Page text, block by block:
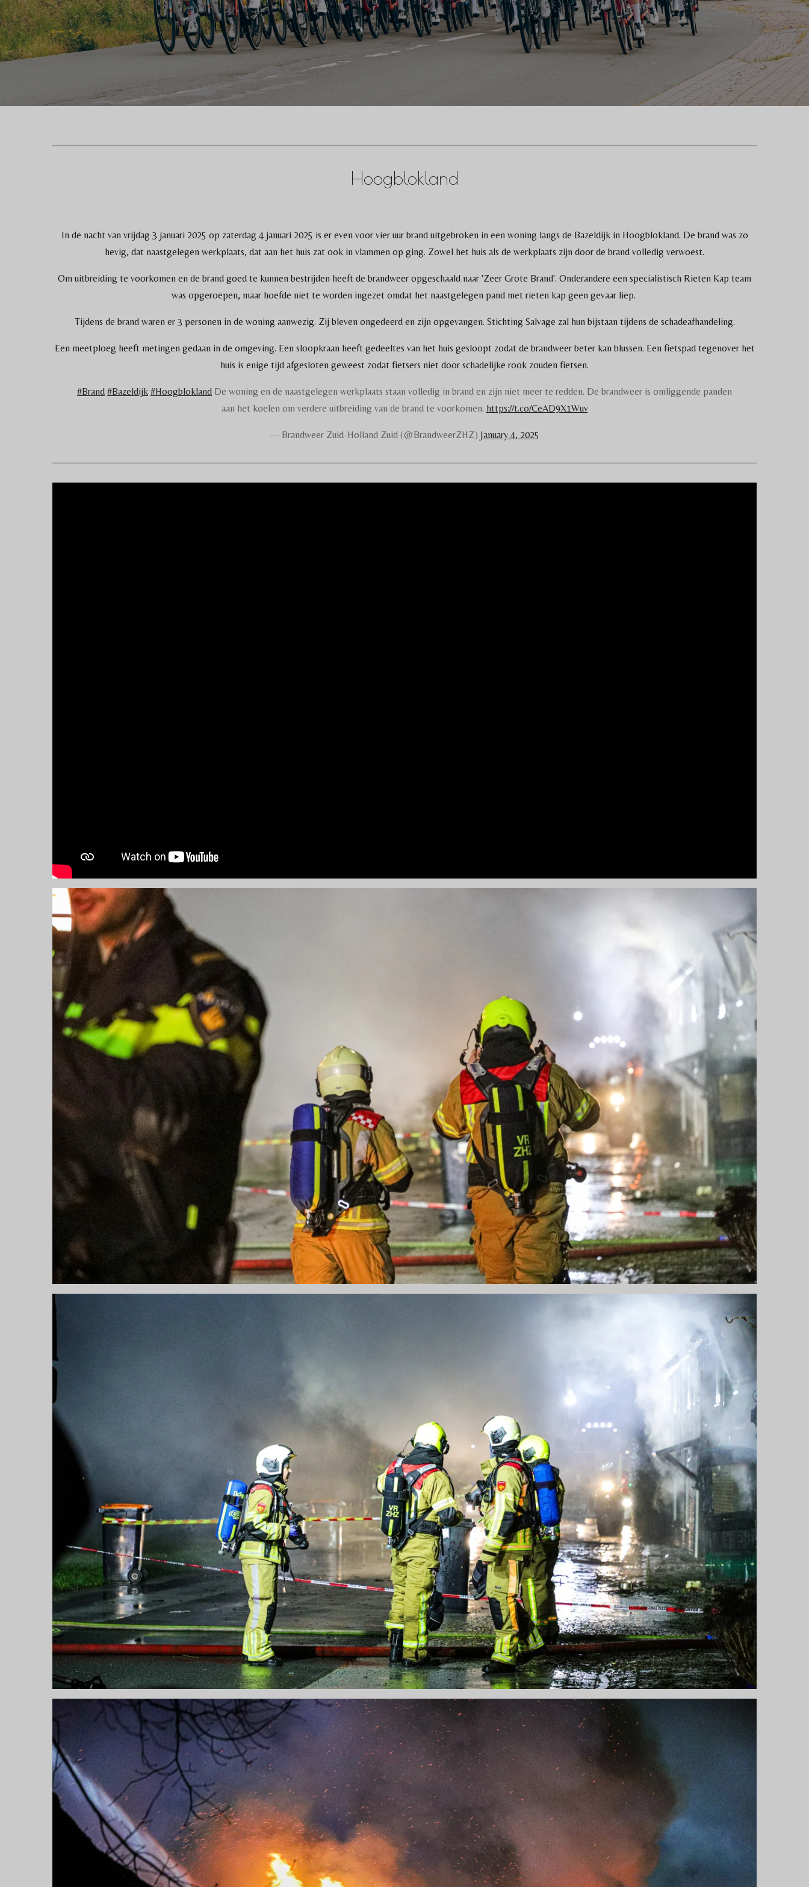
Hoogblokland
In de nacht van vrijdag 3 januari 2025 op zaterdag 4 januari 2025 is er even voor vier uur brand uitgebroken in een woning langs de Bazeldijk in Hoogblokland. De brand was zo
hevig, dat naastgelegen werkplaats, dat aan het huis zat ook in vlammen op ging. Zowel het huis als de werkplaats zijn door de brand volledig verwoest.
Om uitbreiding te voorkomen en de brand goed te kunnen bestrijden heeft de brandweer opgeschaald naar 'Zeer Grote Brand'. Onderandere een specialistisch Rieten Kap team
was opgeroepen, maar hoefde niet te worden ingezet omdat het naastgelegen pand met rieten kap geen gevaar liep.
Tijdens de brand waren er 3 personen in de woning aanwezig. Zij bleven ongedeerd en zijn opgevangen. Stichting Salvage zal hun bijstaan tijdens de schadeafhandeling.
Een meetploeg heeft metingen gedaan in de omgeving. Een sloopkraan heeft gedeeltes van het huis gesloopt zodat de brandweer beter kan blussen. Een fietspad tegenover het
huis is enige tijd afgesloten geweest zodat fietsers niet door schadelijke rook zouden fietsen.
#Brand #Bazeldijk #Hoogblokland De woning en de naastgelegen werkplaats staan volledig in brand en zijn niet meer te redden. De brandweer is omliggende panden
aan het koelen om verdere uitbreiding van de brand te voorkomen. https://t.co/CeAD9X1Wuv
— Brandweer Zuid-Holland Zuid (@BrandweerZHZ) January 4, 2025